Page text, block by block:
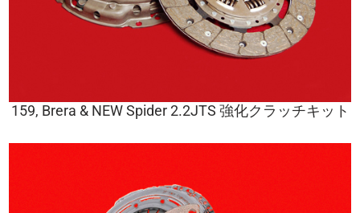
159, Brera & NEW Spider 2.2JTS 強化クラッチキット